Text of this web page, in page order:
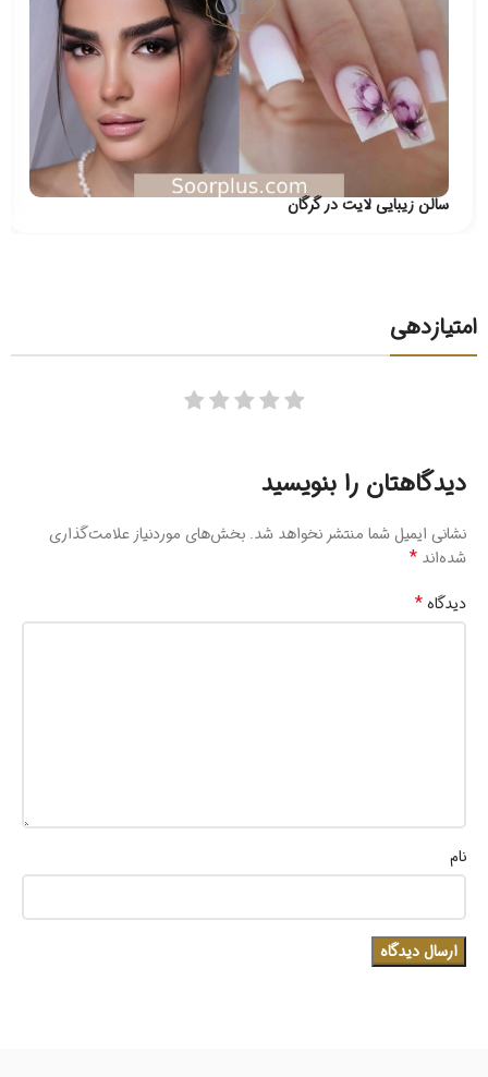
سالن زیبایی لایت در گرگان
امتیازدهی
دیدگاهتان را بنویسید
نشانی ایمیل شما منتشر نخواهد شد. بخش‌های موردنیاز علامت‌گذاری
شده‌اند *
دیدگاه*
نام